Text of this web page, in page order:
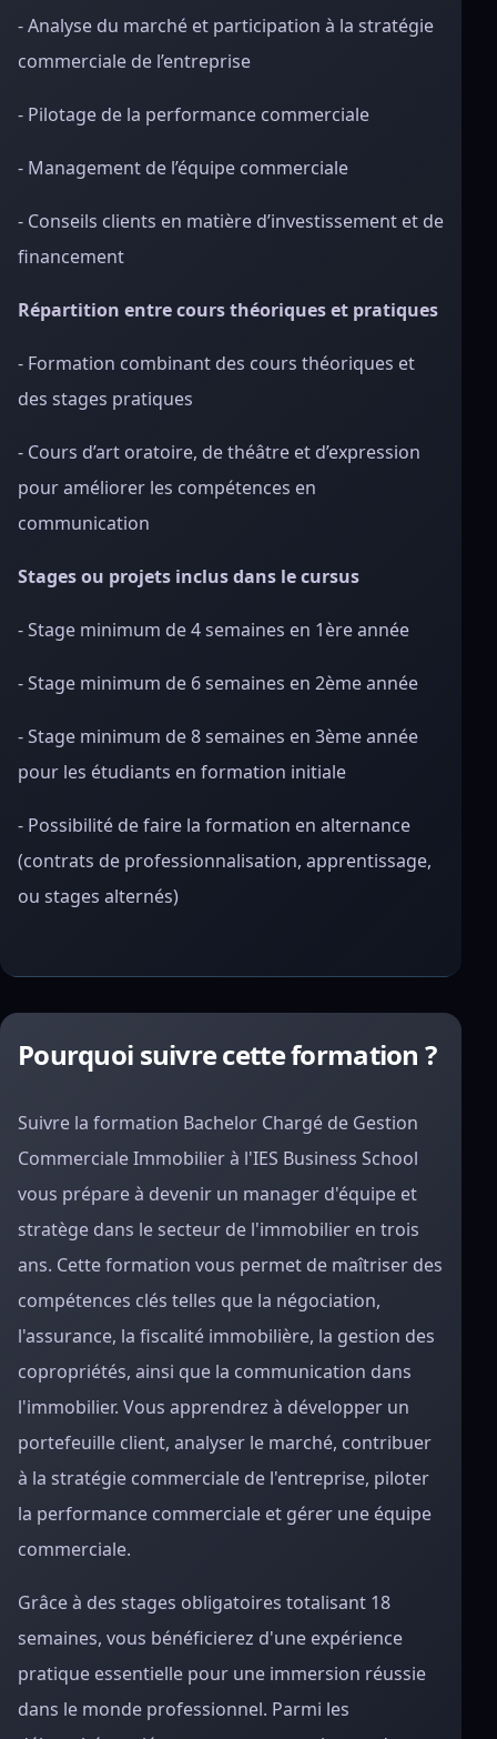
- Analyse du marché et participation à la stratégie
commerciale de l’entreprise
- Pilotage de la performance commerciale
- Management de l’équipe commerciale
- Conseils clients en matière d’investissement et de
financement
Répartition entre cours théoriques et pratiques
- Formation combinant des cours théoriques et
des stages pratiques
- Cours d’art oratoire, de théâtre et d’expression
pour améliorer les compétences en
communication
Stages ou projets inclus dans le cursus
- Stage minimum de 4 semaines en 1ère année
- Stage minimum de 6 semaines en 2ème année
- Stage minimum de 8 semaines en 3ème année
pour les étudiants en formation initiale
- Possibilité de faire la formation en alternance
(contrats de professionnalisation, apprentissage,
ou stages alternés)
Pourquoi suivre cette formation ?
Suivre la formation Bachelor Chargé de Gestion
Commerciale Immobilier à l'IES Business School
vous prépare à devenir un manager d'équipe et
stratège dans le secteur de l'immobilier en trois
ans. Cette formation vous permet de maîtriser des
compétences clés telles que la négociation,
l'assurance, la fiscalité immobilière, la gestion des
copropriétés, ainsi que la communication dans
l'immobilier. Vous apprendrez à développer un
portefeuille client, analyser le marché, contribuer
à la stratégie commerciale de l'entreprise, piloter
la performance commerciale et gérer une équipe
commerciale.
Grâce à des stages obligatoires totalisant 18
semaines, vous bénéficierez d'une expérience
pratique essentielle pour une immersion réussie
dans le monde professionnel. Parmi les